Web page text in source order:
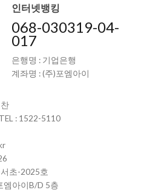
인터넷뱅킹
068-030319-04-
017
은행명 : 기업은행
계좌명 : (주)포엠아이
: 1522-5110
초-2025호
엠아이B/D 5층